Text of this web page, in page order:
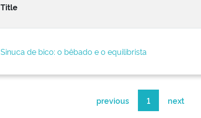
Title
Sinuca de bico: o bêbado e o equilibrista
previous 1 next